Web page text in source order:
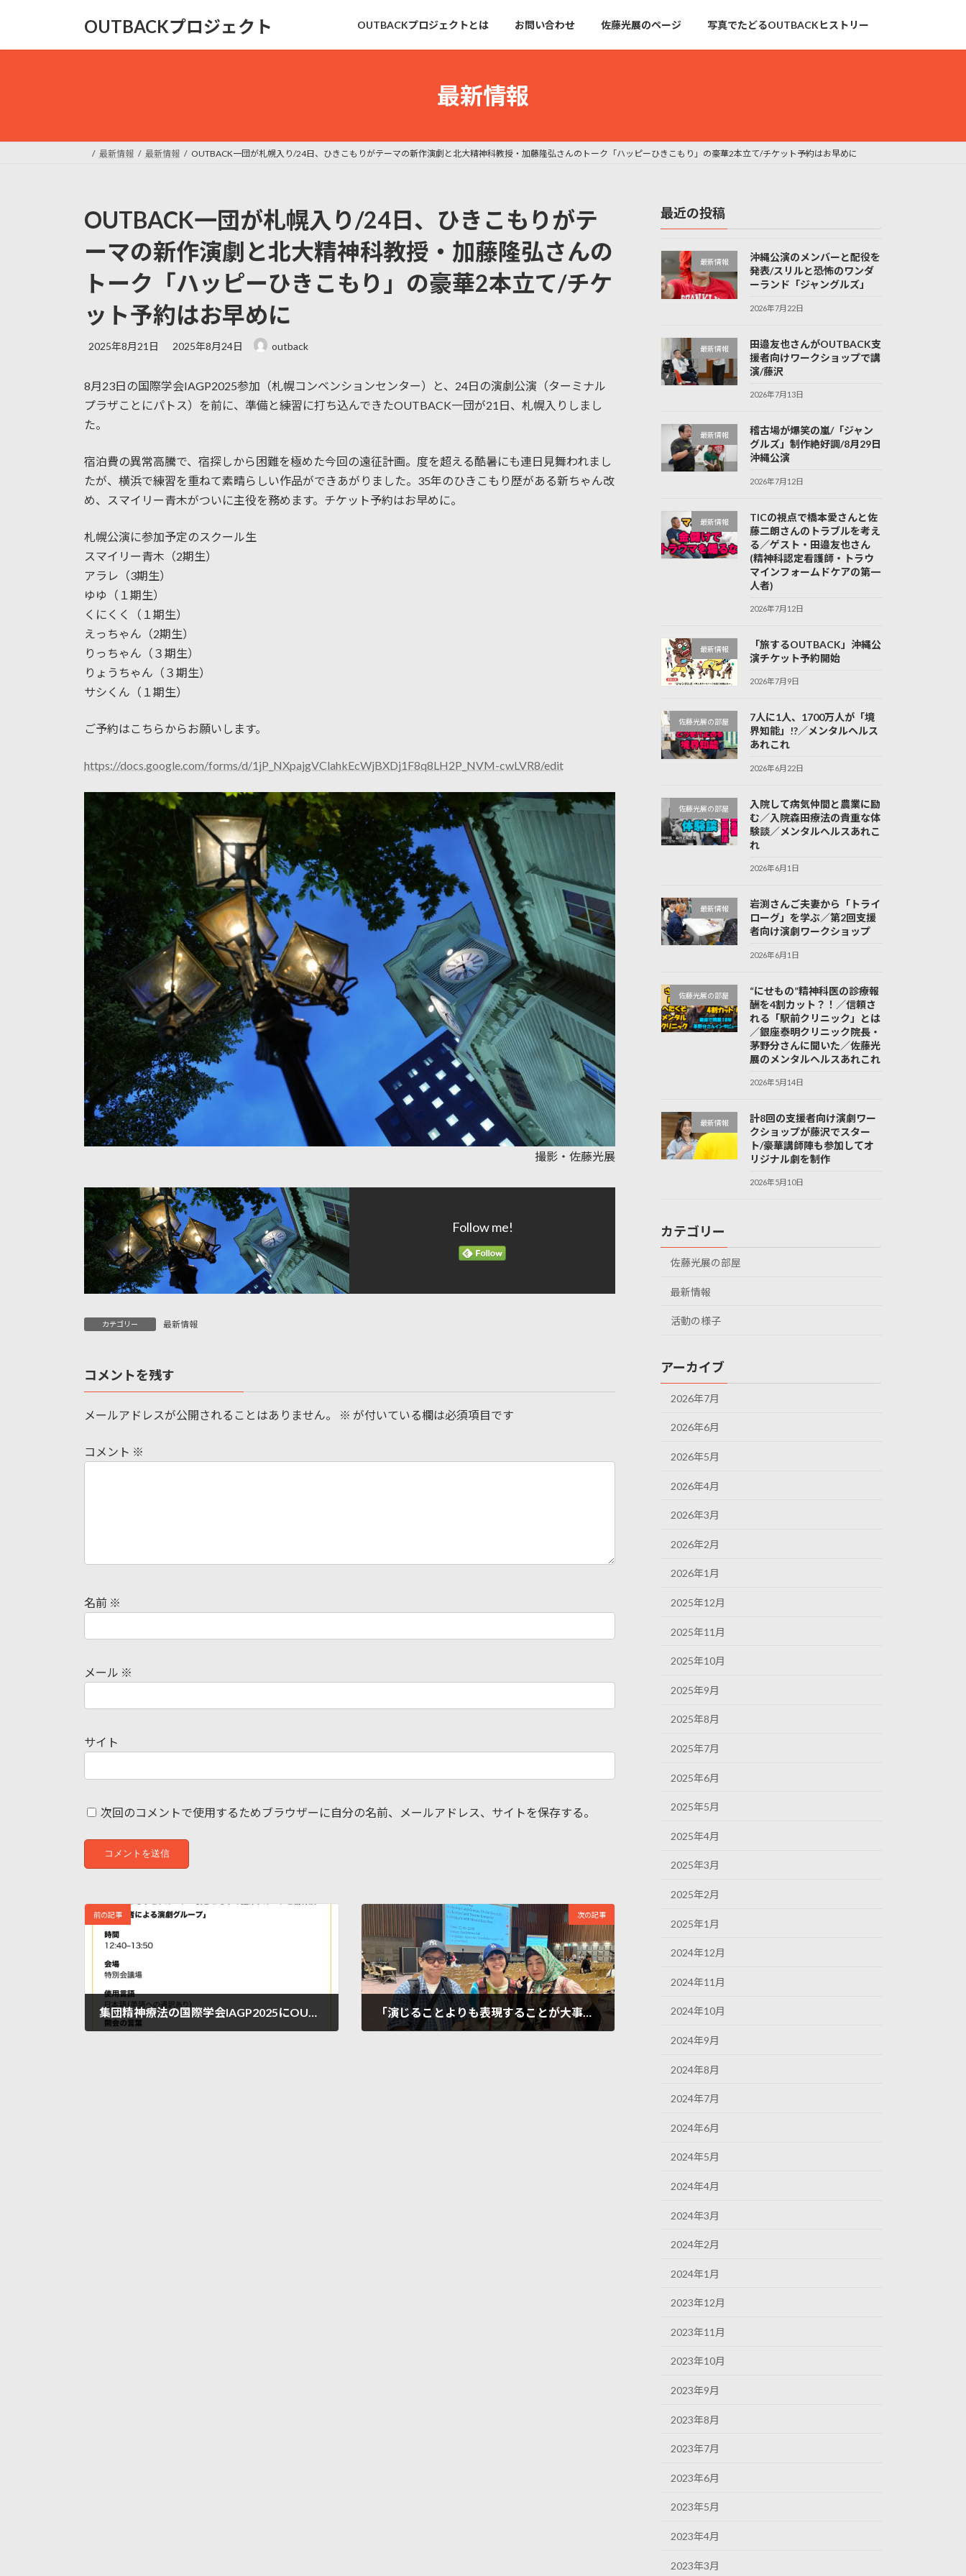
ッ
移
OUTBACKプロジェクト OUTBACKプロジェクトとは お問い合わせ 佐藤光展のページ 写真でたどるOUTBACKヒストリー
最新情報
最新情報 最新情報 OUTBACK一団が札幌入り/24日、ひきこもりがテーマの新作演劇と北大精神科教授・加藤隆弘さんのトーク「ハッピーひきこもり」の豪華2本立て/チケット予約はお早めに
OUTBACK一団が札幌入り/24日、ひきこもりがテ
ーマの新作演劇と北大精神科教授・加藤隆弘さんの
トーク「ハッピーひきこもり」の豪華2本立て/チケ
ット予約はお早めに
2025年8月21日
最
新
日
2025年8月24日 outback
8月23日の国際学会IAGP2025参加（札幌コンベンションセンター）と、24日の演劇公演（ターミナル
プラザことにパトス）を前に、準備と練習に打ち込んできたOUTBACK一団が21日、札幌入りしまし
た。
宿泊費の異常高騰で、宿探しから困難を極めた今回の遠征計画。度を超える酷暑にも連日見舞われまし
たが、横浜で練習を重ねて素晴らしい作品ができあがりました。35年のひきこもり歴がある新ちゃん改
め、スマイリー青木がついに主役を務めます。チケット予約はお早めに。
札幌公演に参加予定のスクール生
スマイリー青木（2期生）
アラレ（3期生）
ゆゆ（１期生）
くにくく（１期生）
えっちゃん（2期生）
りっちゃん（３期生）
りょうちゃん（３期生）
サシくん（１期生）
ご予約はこちらからお願いします。
https://docs.google.com/forms/d/1jP_NXpajgVClahkEcWjBXDj1F8q8LH2P_NVM-cwLVR8/edit
撮影・佐藤光展
Follow me!
カテゴリー 最新情報
コメントを残す
メールアドレスが公開されることはありません。 ※ が付いている欄は必須項目です
コメント ※
名前 ※
メール ※
サイト
次回のコメントで使用するためブラウザーに自分の名前、メールアドレス、サイトを保存する。
前の記事
集団精神療法の国際学会IAGP2025にOUTBACKの5人が登場/8月23日、札幌コンベンションセンター
次の記事
「演じることよりも表現することが大事」とスマイリー青木/札幌での国際学会でOUTBACKの講演が大好評
最近の投稿
最新情報
沖縄公演のメンバーと配役を
発表/スリルと恐怖のワンダ
ーランド「ジャングルズ」
2026年7月22日
最新情報
田邉友也さんがOUTBACK支
援者向けワークショップで講
演/藤沢
2026年7月13日
最新情報
稽古場が爆笑の嵐/「ジャン
グルズ」制作絶好調/8月29日
沖縄公演
2026年7月12日
最新情報
TICの視点で橋本愛さんと佐
藤二朗さんのトラブルを考え
る／ゲスト・田邉友也さん
(精神科認定看護師・トラウ
マインフォームドケアの第一
人者)
2026年7月12日
最新情報
「旅するOUTBACK」沖縄公
演チケット予約開始
2026年7月9日
佐藤光展の部屋
7人に1人、1700万人が「境
界知能」!?／メンタルヘルス
あれこれ
2026年6月22日
佐藤光展の部屋
入院して病気仲間と農業に励
む／入院森田療法の貴重な体
験談／メンタルヘルスあれこ
れ
2026年6月1日
最新情報
岩渕さんご夫妻から「トライ
ローグ」を学ぶ／第2回支援
者向け演劇ワークショップ
2026年6月1日
佐藤光展の部屋
“にせもの”精神科医の診療報
酬を4割カット？！／信頼さ
れる「駅前クリニック」とは
／銀座泰明クリニック院長・
茅野分さんに聞いた／佐藤光
展のメンタルヘルスあれこれ
2026年5月14日
最新情報
計8回の支援者向け演劇ワー
クショップが藤沢でスター
ト/豪華講師陣も参加してオ
リジナル劇を制作
2026年5月10日
カテゴリー
佐藤光展の部屋
最新情報
活動の様子
アーカイブ
2026年7月
2026年6月
2026年5月
2026年4月
2026年3月
2026年2月
2026年1月
2025年12月
2025年11月
2025年10月
2025年9月
2025年8月
2025年7月
2025年6月
2025年5月
2025年4月
2025年3月
2025年2月
2025年1月
2024年12月
2024年11月
2024年10月
2024年9月
2024年8月
2024年7月
2024年6月
2024年5月
2024年4月
2024年3月
2024年2月
2024年1月
2023年12月
2023年11月
2023年10月
2023年9月
2023年8月
2023年7月
2023年6月
2023年5月
2023年4月
2023年3月